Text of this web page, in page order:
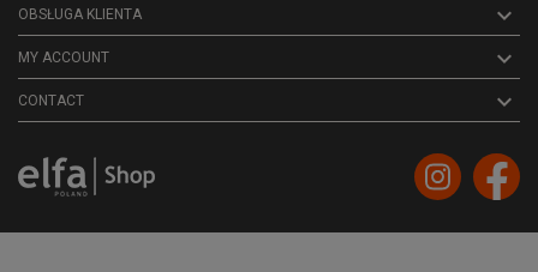
OBSŁUGA KLIENTA 
MY ACCOUNT 
CONTACT keyboard_arrow_down